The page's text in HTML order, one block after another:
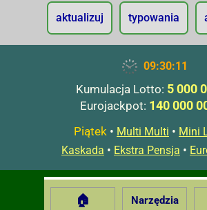
aktualizuj typowania
09:30:12
Kumulacja Lotto: 5 000
Eurojackpot: 140 000
Piątek • Multi Multi • Mini
Kaskada • Ekstra Pensja •
🏠 Narzędzia